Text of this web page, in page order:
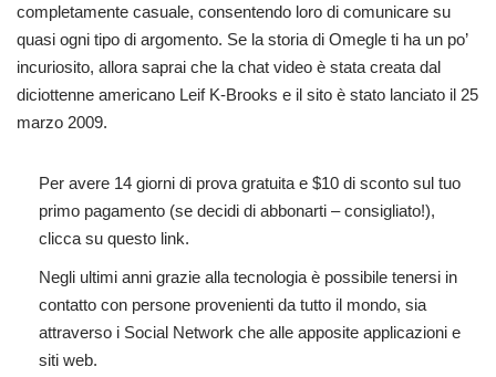
completamente casuale, consentendo loro di comunicare su
quasi ogni tipo di argomento. Se la storia di Omegle ti ha un po’
incuriosito, allora saprai che la chat video è stata creata dal
diciottenne americano Leif K-Brooks e il sito è stato lanciato il 25
marzo 2009.
Per avere 14 giorni di prova gratuita e $10 di sconto sul tuo
primo pagamento (se decidi di abbonarti – consigliato!),
clicca su questo link.
Negli ultimi anni grazie alla tecnologia è possibile tenersi in
contatto con persone provenienti da tutto il mondo, sia
attraverso i Social Network che alle apposite applicazioni e
siti web.